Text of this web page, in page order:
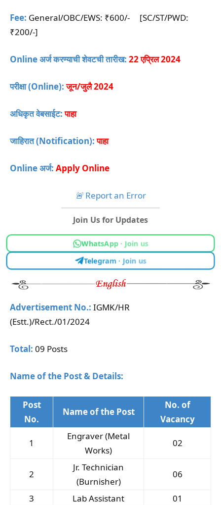
Fee: General/OBC/EWS: ₹600/- [SC/ST/PWD:
₹200/-]
Online अर्ज करण्याची शेवटची तारीख: 22 एप्रिल 2024
परीक्षा (Online): जून/जुलै 2024
अधिकृत वेबसाईट: पाहा
जाहिरात (Notification):पाहा
Online अर्ज: Apply Online
🚨Report an Error
Join Us for Updates
WhatsApp · Join us
Telegram · Join us
Advertisement No.: IGMK/HR
(Estt.)/Rect./01/2024
Total: 09 Posts
Name of the Post & Details:
Post
No.
Name of the Post
No. of
Vacancy
1
Engraver (Metal
Works)
02
2
Jr. Technician
(Burnisher)
06
3 Lab Assistant
01